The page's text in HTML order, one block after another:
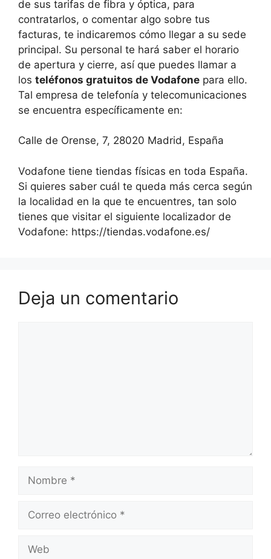
de sus tarifas de fibra y óptica, para
contratarlos, o comentar algo sobre tus
facturas, te indicaremos cómo llegar a su sede
principal. Su personal te hará saber el horario
de apertura y cierre, así que puedes llamar a
los teléfonos gratuitos de Vodafone para ello.
Tal empresa de telefonía y telecomunicaciones
se encuentra específicamente en:
Calle de Orense, 7, 28020 Madrid, España
Vodafone tiene tiendas físicas en toda España.
Si quieres saber cuál te queda más cerca según
la localidad en la que te encuentres, tan solo
tienes que visitar el siguiente localizador de
Vodafone: https://tiendas.vodafone.es/
Deja un comentario
electrónico